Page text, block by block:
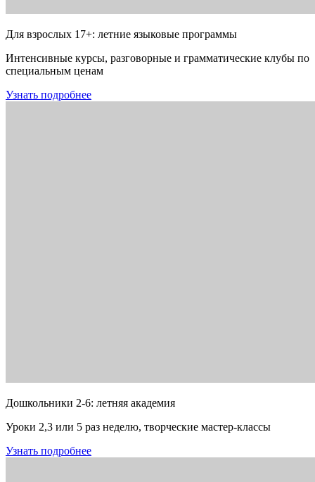
Для взрослых 17+: летние языковые программы
Интенсивные курсы, разговорные и грамматические клубы по
специальным ценам
Узнать подробнее
Дошкольники 2-6: летняя академия
Уроки 2,3 или 5 раз неделю, творческие мастер-классы
Узнать подробнее